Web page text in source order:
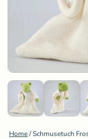
Home/Schmusetuch